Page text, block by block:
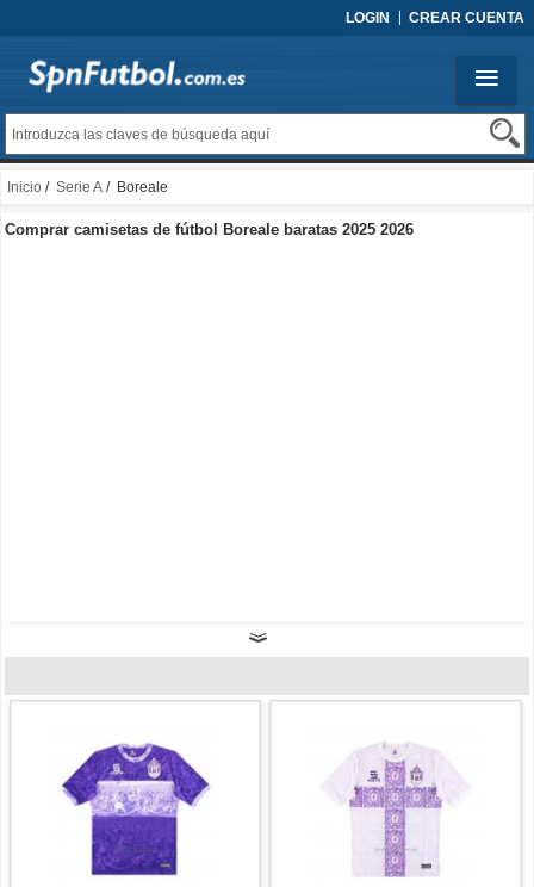
LOGIN CREAR CUENTA
Inicio / Serie A / Boreale
Comprar camisetas de fútbol Boreale baratas 2025 2026